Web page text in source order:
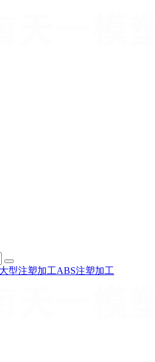
大型注塑加工ABS注塑加工